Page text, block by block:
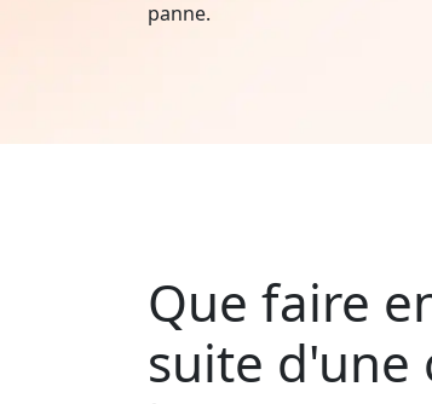
panne.
Que faire
suite d'une